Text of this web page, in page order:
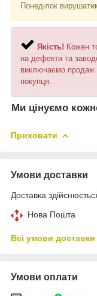
Понеділок
Якість! Кожен
на дефекти та
виключаємо продаж
покупця.
Ми цінуємо
Приховати
Умови доставки
Доставка
Нова Пошта
Всі умови доставки
Умови оплати